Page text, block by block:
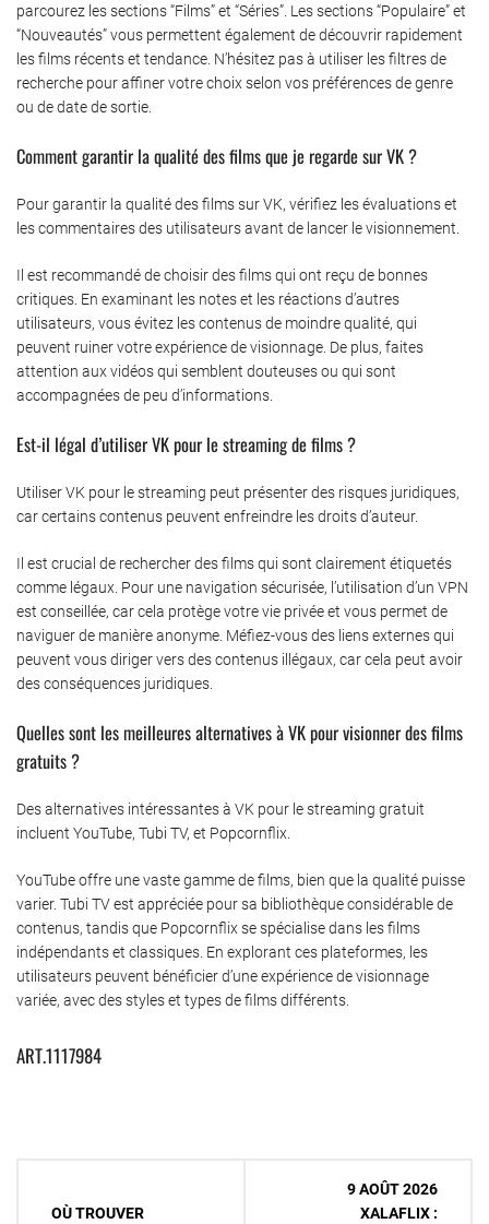
parcourez les sections “Films” et “Séries”. Les sections “Populaire” et
“Nouveautés” vous permettent également de découvrir rapidement
les films récents et tendance. N’hésitez pas à utiliser les filtres de
recherche pour affiner votre choix selon vos préférences de genre
ou de date de sortie.
Comment garantir la qualité des films que je regarde sur VK ?
Pour garantir la qualité des films sur VK, vérifiez les évaluations et
les commentaires des utilisateurs avant de lancer le visionnement.
Il est recommandé de choisir des films qui ont reçu de bonnes
critiques. En examinant les notes et les réactions d’autres
utilisateurs, vous évitez les contenus de moindre qualité, qui
peuvent ruiner votre expérience de visionnage. De plus, faites
attention aux vidéos qui semblent douteuses ou qui sont
accompagnées de peu d’informations.
Est-il légal d’utiliser VK pour le streaming de films ?
Utiliser VK pour le streaming peut présenter des risques juridiques,
car certains contenus peuvent enfreindre les droits d’auteur.
Il est crucial de rechercher des films qui sont clairement étiquetés
comme légaux. Pour une navigation sécurisée, l’utilisation d’un VPN
est conseillée, car cela protège votre vie privée et vous permet de
naviguer de manière anonyme. Méfiez-vous des liens externes qui
peuvent vous diriger vers des contenus illégaux, car cela peut avoir
des conséquences juridiques.
Quelles sont les meilleures alternatives à VK pour visionner des films
gratuits ?
Des alternatives intéressantes à VK pour le streaming gratuit
incluent YouTube, Tubi TV, et Popcornflix.
YouTube offre une vaste gamme de films, bien que la qualité puisse
varier. Tubi TV est appréciée pour sa bibliothèque considérable de
contenus, tandis que Popcornflix se spécialise dans les films
indépendants et classiques. En explorant ces plateformes, les
utilisateurs peuvent bénéficier d’une expérience de visionnage
variée, avec des styles et types de films différents.
ART.1117984
OÙ TROUVER
9 AOÛT 2026
XALAFLIX :